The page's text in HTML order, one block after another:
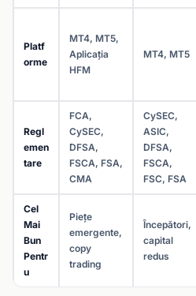
Platf
orme
MT4, MT5,
Aplicația
HFM
MT4, MT5
Regl
emen
tare
FCA,
CySEC,
DFSA,
FSCA, FSA,
CMA
CySEC,
ASIC,
DFSA,
FSCA,
FSC, FSA
Cel
Mai
Bun
Pentr
u
Piețe
emergente,
copy
trading
Începători,
capital
redus